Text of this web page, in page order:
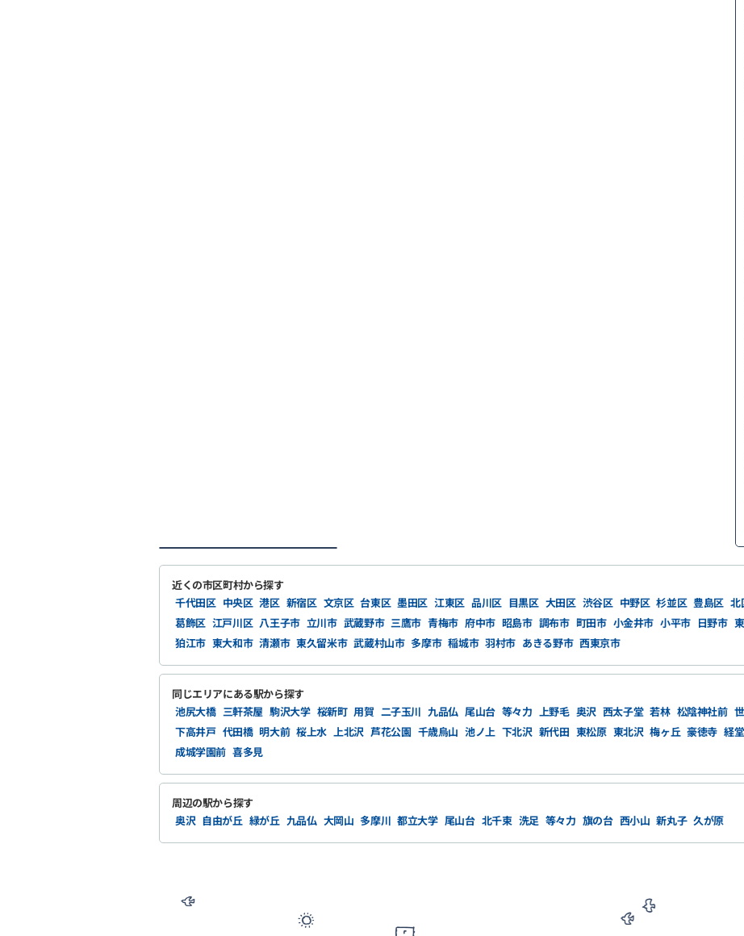
近くの市区町村から探す
千代田区 中央区 港区 新宿区 文京区 台東区 墨田区 江東区 品川区 目黒区 大田区 渋谷区 中野区 杉並区 豊島区 北
葛飾区 江戸川区 八王子市 立川市 武蔵野市 三鷹市 青梅市 府中市 昭島市 調布市 町田市 小金井市 小平市 日野市
狛江市 東大和市 清瀬市 東久留米市 武蔵村山市 多摩市 稲城市 羽村市 あきる野市 西東京市
同じエリアにある駅から探す
池尻大橋 三軒茶屋 駒沢大学 桜新町 用賀 二子玉川 九品仏 尾山台 等々力 上野毛 奥沢 西太子堂 若林 松陰神社前
下高井戸 代田橋 明大前 桜上水 上北沢 芦花公園 千歳烏山 池ノ上 下北沢 新代田 東松原 東北沢 梅ヶ丘 豪徳寺 経堂
成城学園前 喜多見
周辺の駅から探す
奥沢 自由が丘 緑が丘 九品仏 大岡山 多摩川 都立大学 尾山台 北千束 洗足 等々力 旗の台 西小山 新丸子 久が原